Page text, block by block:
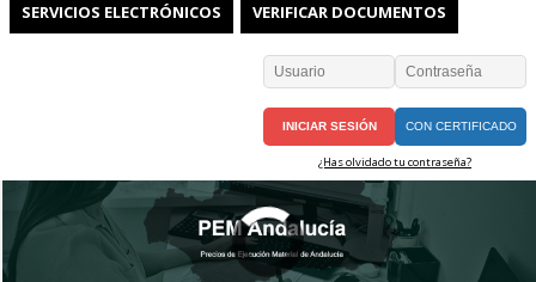
SERVICIOS ELECTRÓNICOS VERIFICAR DOCUMENTOS
CON CERTIFICADO
¿Has olvidado tu contraseña?